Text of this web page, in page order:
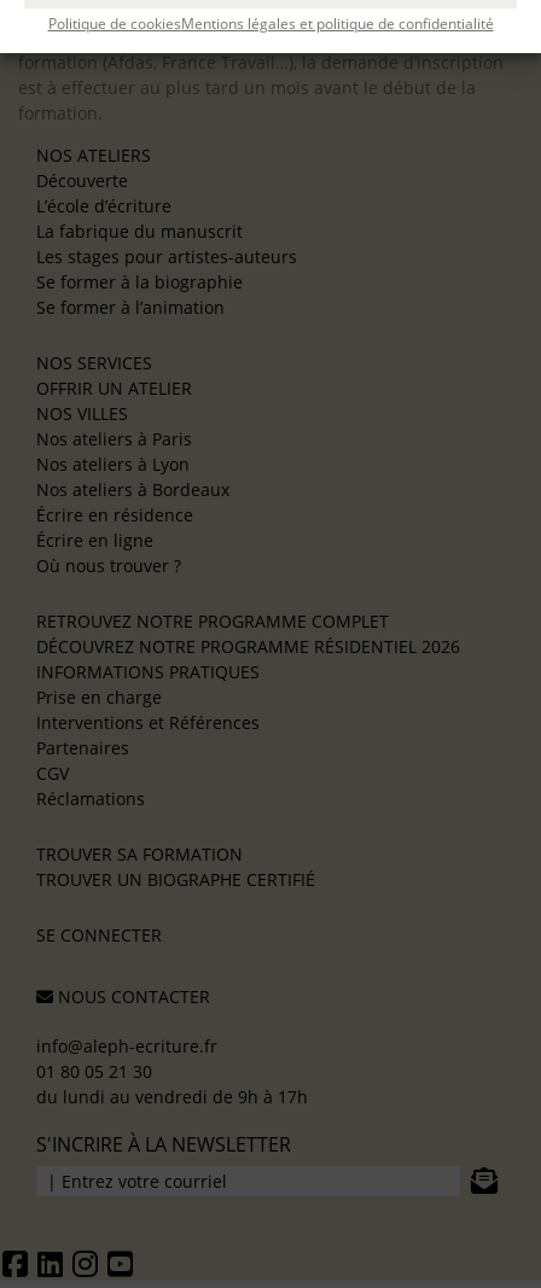
Politique de cookiesMentions légales et politique de confidentialité
disponibles. Si vous souhaitez faire prendre en charge votre
formation (Afdas, France Travail…), la demande d’inscription
est à effectuer au plus tard un mois avant le début de la
formation.
NOS ATELIERS
Découverte
L’école d’écriture
La fabrique du manuscrit
Les stages pour artistes-auteurs
Se former à la biographie
Se former à l’animation
NOS SERVICES
OFFRIR UN ATELIER
NOS VILLES
Nos ateliers à Paris
Nos ateliers à Lyon
Nos ateliers à Bordeaux
Écrire en résidence
Écrire en ligne
Où nous trouver ?
RETROUVEZ NOTRE PROGRAMME COMPLET
DÉCOUVREZ NOTRE PROGRAMME RÉSIDENTIEL 2026
INFORMATIONS PRATIQUES
Prise en charge
Interventions et Références
Partenaires
CGV
Réclamations
TROUVER SA FORMATION
TROUVER UN BIOGRAPHE CERTIFIÉ
SE CONNECTER
NOUS CONTACTER
info@aleph-ecriture.fr
01 80 05 21 30
du lundi au vendredi de 9h à 17h
S'INCRIRE À LA NEWSLETTER